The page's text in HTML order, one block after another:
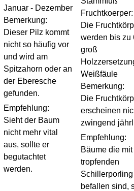
Januar - Dezember
Bemerkung:
Dieser Pilz kommt
nicht so häufig vor
und wird am
Spitzahorn oder an
der Eberesche
gefunden.
Empfehlung:
Sieht der Baum
nicht mehr vital
aus, sollte er
begutachtet
werden.
Fruchtkoerper:
Die
werden bis zu
groß
Weißfäule
Bemerkung:
Die
erscheinen
zwingend
Empfehlung:
Bäume die
tropfenden
Schillerporling
befallen sind,